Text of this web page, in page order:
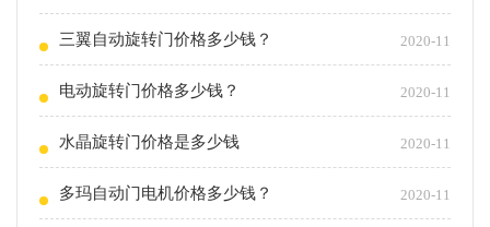
三翼自动旋转门价格多少钱？ 2020-11
电动旋转门价格多少钱？ 2020-11
水晶旋转门价格是多少钱 2020-11
多玛自动门电机价格多少钱？ 2020-11